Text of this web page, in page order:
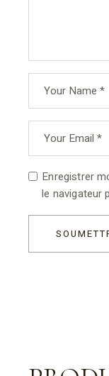
Enregistrer
le navigateur